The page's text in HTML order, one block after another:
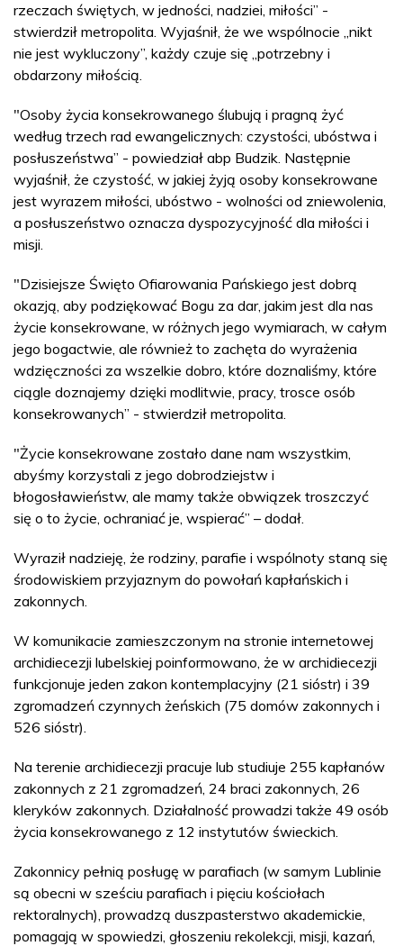
rzeczach świętych, w jedności, nadziei, miłości” -
stwierdził metropolita. Wyjaśnił, że we wspólnocie „nikt
nie jest wykluczony”, każdy czuje się „potrzebny i
obdarzony miłością.
"Osoby życia konsekrowanego ślubują i pragną żyć
według trzech rad ewangelicznych: czystości, ubóstwa i
posłuszeństwa” - powiedział abp Budzik. Następnie
wyjaśnił, że czystość, w jakiej żyją osoby konsekrowane
jest wyrazem miłości, ubóstwo - wolności od zniewolenia,
a posłuszeństwo oznacza dyspozycyjność dla miłości i
misji.
"Dzisiejsze Święto Ofiarowania Pańskiego jest dobrą
okazją, aby podziękować Bogu za dar, jakim jest dla nas
życie konsekrowane, w różnych jego wymiarach, w całym
jego bogactwie, ale również to zachęta do wyrażenia
wdzięczności za wszelkie dobro, które doznaliśmy, które
ciągle doznajemy dzięki modlitwie, pracy, trosce osób
konsekrowanych” - stwierdził metropolita.
"Życie konsekrowane zostało dane nam wszystkim,
abyśmy korzystali z jego dobrodziejstw i
błogosławieństw, ale mamy także obwiązek troszczyć
się o to życie, ochraniać je, wspierać” – dodał.
Wyraził nadzieję, że rodziny, parafie i wspólnoty staną się
środowiskiem przyjaznym do powołań kapłańskich i
zakonnych.
W komunikacie zamieszczonym na stronie internetowej
archidiecezji lubelskiej poinformowano, że w archidiecezji
funkcjonuje jeden zakon kontemplacyjny (21 sióstr) i 39
zgromadzeń czynnych żeńskich (75 domów zakonnych i
526 sióstr).
Na terenie archidiecezji pracuje lub studiuje 255 kapłanów
zakonnych z 21 zgromadzeń, 24 braci zakonnych, 26
kleryków zakonnych. Działalność prowadzi także 49 osób
życia konsekrowanego z 12 instytutów świeckich.
Zakonnicy pełnią posługę w parafiach (w samym Lublinie
są obecni w sześciu parafiach i pięciu kościołach
rektoralnych), prowadzą duszpasterstwo akademickie,
pomagają w spowiedzi, głoszeniu rekolekcji, misji, kazań,